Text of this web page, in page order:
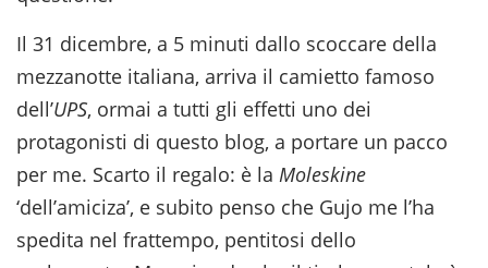
Il 31 dicembre, a 5 minuti dallo scoccare della
mezzanotte italiana, arriva il camietto famoso
dell’UPS, ormai a tutti gli effetti uno dei
protagonisti di questo blog, a portare un pacco
per me. Scarto il regalo: è la Moleskine
‘dell’amiciza’, e subito penso che Gujo me l’ha
spedita nel frattempo, pentitosi dello